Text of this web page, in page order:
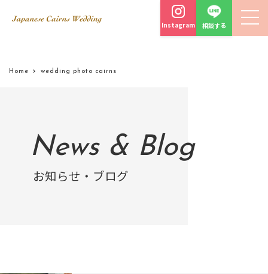
Instagram 相談する
Home wedding photo cairns
News & Blog
お知らせ・ブログ